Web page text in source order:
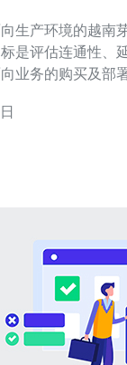
生产环境的越南
是评估连通性、
的购买及部署建议。 测试
的标准方案，操